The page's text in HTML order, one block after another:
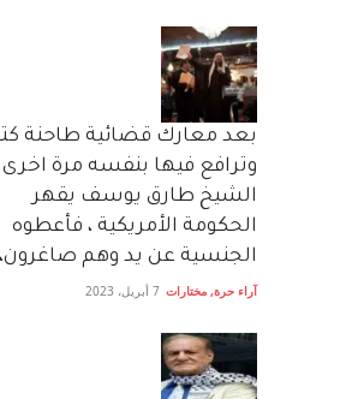
بعد معارك قضائية طاحنة
وترافع فيها بنفسه مرة
الشيخ طارق يوسف يقهر
الحكومة الأمريكية ، فأعطوه
الجنسية عن يد وهم صاغرون،
آراء حرة, مختارات 7 أبريل، 2023